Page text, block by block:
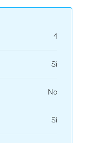
4
Sì
No
Sì